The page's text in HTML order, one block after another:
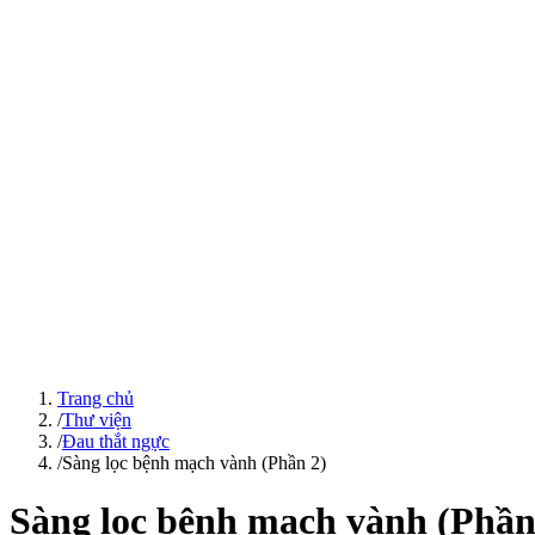
Trang chủ
/Thư viện
/Đau thắt ngực
/Sàng lọc bệnh mạch vành (Phần 2)
Sàng lọc bệnh mạch vành